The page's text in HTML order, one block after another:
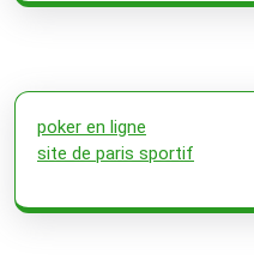
poker en ligne
site de paris sportif